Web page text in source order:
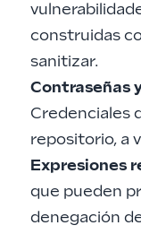
construidas
sanitizar.
Contraseñas
Credenciales
repositorio, a
Expresiones
que pueden
denegación